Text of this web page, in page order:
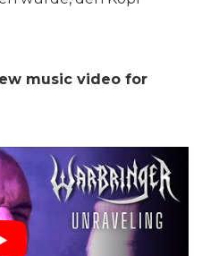
music video for